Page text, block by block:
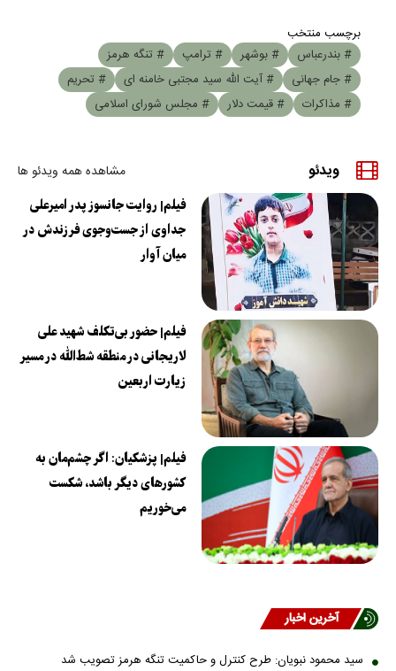
برچسب منتخب
# بندرعباس
# بوشهر # ترامپ
# تنگه هرمز
# جام جهانی
# آیت الله سید مجتبی خامنه ای
# تحریم
# مذاکرات
# قیمت دلار # مجلس شورای اسلامی
ویدئو مشاهده همه ویدئو ها
فیلم| روایت جانسوز پدر امیرعلی
جداوی از جست‌وجوی فرزندش در
میان آوار
فیلم| حضور بی‌تکلف شهید علی
لاریجانی در منطقه شط‌الله در مسیر
زیارت اربعین
فیلم| پزشکیان: اگر چشم‌مان به
کشورهای دیگر باشد، شکست
می‌خوریم
آخرین اخبار
سید محمود نبویان: طرح کنترل و حاکمیت تنگه هرمز تصویب شد